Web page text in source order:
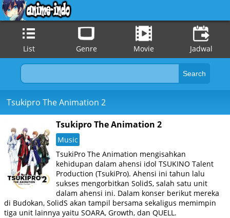
List Genre Movie Jadwal
Tsukipro The Animation 2
Tsukipro The Animation 2
Music
TsukiPro The Animation mengisahkan
kehidupan dalam ahensi idol TSUKINO Talent
Production (TsukiPro). Ahensi ini tahun lalu
sukses mengorbitkan SolidS, salah satu unit
dalam ahensi ini. Dalam konser berikut mereka
di Budokan, SolidS akan tampil bersama sekaligus memimpin
tiga unit lainnya yaitu SOARA, Growth, dan QUELL.